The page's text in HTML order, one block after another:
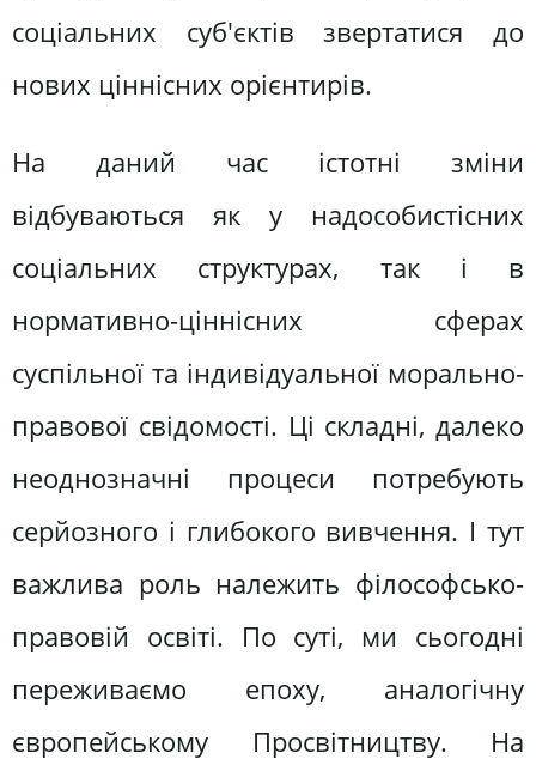
соціальних суб'єктів звертатися до
нових ціннісних орієнтирів.
На даний час істотні зміни
відбуваються як у надособистісних
соціальних структурах, так і в
нормативно-ціннісних сферах
суспільної та індивідуальної морально-
правової свідомості. Ці складні, далеко
неоднозначні процеси потребують
серйозного і глибокого вивчення. І тут
важлива роль належить філософсько-
правовій освіті. По суті, ми сьогодні
переживаємо епоху, аналогічну
європейському Просвітництву. На